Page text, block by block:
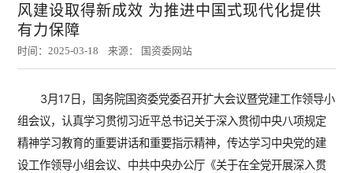
风建设取得新成效 为推进中国式现代化提供
有力保障
时间：2025-03-18 来源： 国资委网站
3月17日，国务院国资委党委召开扩大会议暨党建工作领导小
组会议，认真学习贯彻习近平总书记关于深入贯彻中央八项规定
精神学习教育的重要讲话和重要指示精神，传达学习中央党的建
设工作领导小组会议、中共中央办公厅《关于在全党开展深入贯